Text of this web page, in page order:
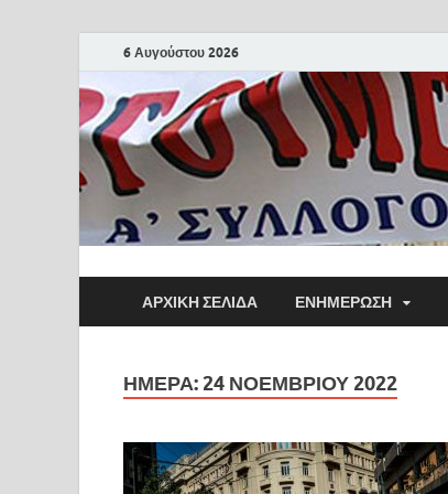
6 Αυγούστου 2026
ΑΡΧΙΚΗ ΣΕΛΙΔΑ ΕΝΗΜΕΡΩΣΗ
ΗΜΈΡΑ:24 ΝΟΕΜΒΡΊΟΥ 2022